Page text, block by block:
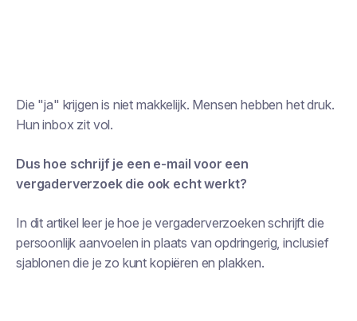
Die "ja" krijgen is niet makkelijk. Mensen hebben het druk.
Hun inbox zit vol.
Dus hoe schrijf je een e-mail voor een
vergaderverzoek die ook echt werkt?
In dit artikel leer je hoe je vergaderverzoeken schrijft die
persoonlijk aanvoelen in plaats van opdringerig, inclusief
sjablonen die je zo kunt kopiëren en plakken.